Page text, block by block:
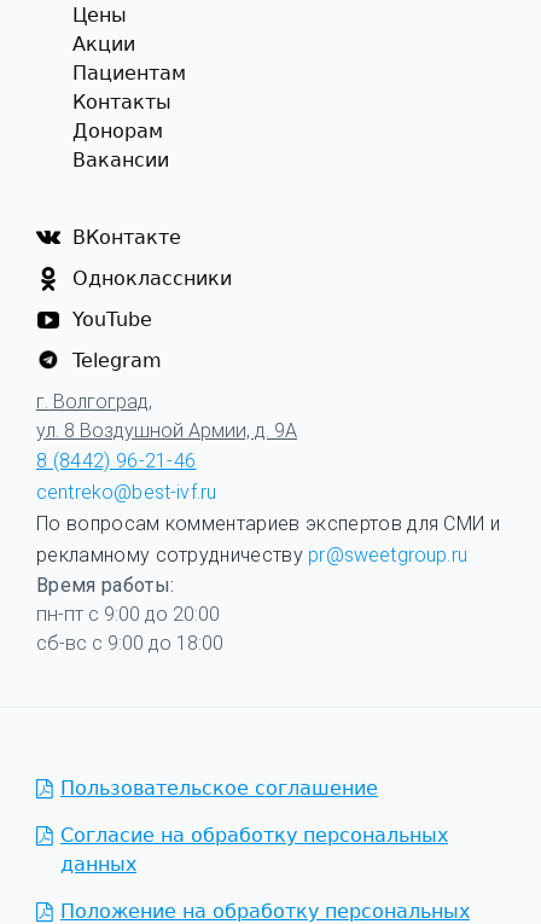
Цены
Акции
Пациентам
Контакты
Донорам
Вакансии
ВКонтакте
Одноклассники
YouTube
Telegram
г. Волгоград,
ул. 8 Воздушной Армии, д. 9А
8 (8442) 96-21-46
centreko@best-ivf.ru
По вопросам комментариев экспертов для СМИ и
рекламному сотрудничеству pr@sweetgroup.ru
Время работы:
пн-пт с 9:00 до 20:00
сб-вс с 9:00 до 18:00
Пользовательское соглашение
Согласие на обработку персональных
данных
Положение на обработку персональных